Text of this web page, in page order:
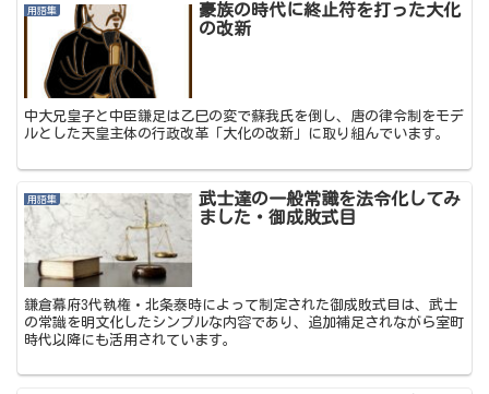
用語集
豪族の時代に終止符を打った大化
の改新
中大兄皇子と中臣鎌足は乙巳の変で蘇我氏を倒し、唐の律令制をモデ
ルとした天皇主体の行政改革「大化の改新」に取り組んでいます。
用語集
武士達の一般常識を法令化してみ
ました・御成敗式目
鎌倉幕府3代執権・北条泰時によって制定された御成敗式目は、武士
の常識を明文化したシンプルな内容であり、追加補足されながら室町
時代以降にも活用されています。